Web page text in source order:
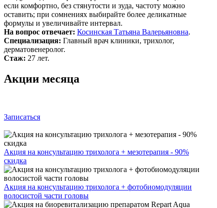
если комфортно, без стянутости и зуда, частоту можно
оставить; при сомнениях выбирайте более деликатные
формулы и увеличивайте интервал.
На вопрос отвечает: Косинская Татьяна Валерьяновна.
Специализация: Главный врач клиники, трихолог,
дерматовенеролог.
Стаж: 27 лет.
Акции месяца
Записаться
Акция на консультацию трихолога + мезотерапия - 90%
скидка
Акция на консультацию трихолога + фотобиомодуляции
волосистой части головы